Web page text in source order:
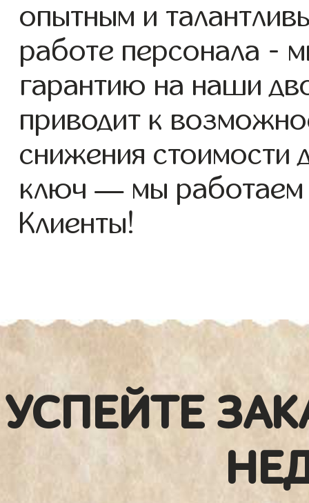
опытным и
работе персонала -
гарантию на наши
приводит к
снижения стоимости
ключ — мы
Клиенты!
УСПЕЙТЕ